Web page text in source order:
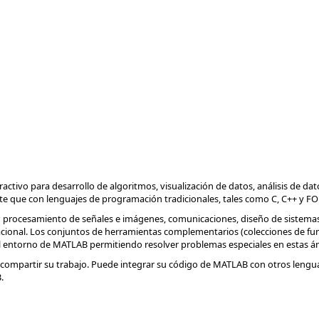
para desarrollo de algoritmos, visualización de datos, análisis de
con lenguajes de programación tradicionales, tales como C, C++ y
de señales e imágenes, comunicaciones, diseño de
Los conjuntos de herramientas complementarios (colecciones de
de MATLAB permitiendo resolver problemas especiales en estas
su trabajo. Puede integrar su código de MATLAB con otros